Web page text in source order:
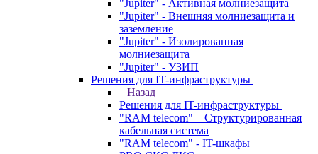
"Jupiter" - Активная молниезащита
"Jupiter" - Внешняя молниезащита и
заземление
"Jupiter" - Изолированная
молниезащита
"Jupiter" - УЗИП
Решения для IT-инфраструктуры
Назад
Решения для IT-инфраструктуры
"RAM telecom" – Структурированная
кабельная система
"RAM telecom" - IT-шкафы